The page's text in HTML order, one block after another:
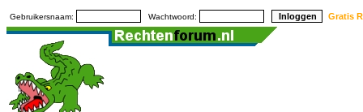
Gebruikersnaam: Wachtwoord: Gratis